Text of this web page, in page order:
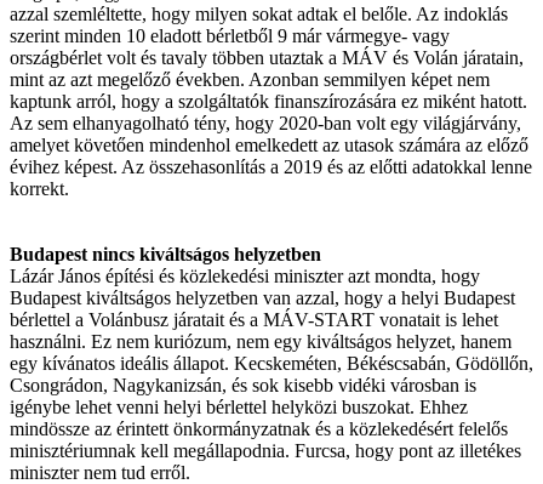
azzal szemléltette, hogy milyen sokat adtak el belőle. Az indoklás
szerint minden 10 eladott bérletből 9 már vármegye- vagy
országbérlet volt és tavaly többen utaztak a MÁV és Volán járatain,
mint az azt megelőző években. Azonban semmilyen képet nem
kaptunk arról, hogy a szolgáltatók finanszírozására ez miként hatott.
Az sem elhanyagolható tény, hogy 2020-ban volt egy világjárvány,
amelyet követően mindenhol emelkedett az utasok számára az előző
évihez képest. Az összehasonlítás a 2019 és az előtti adatokkal lenne
korrekt.
Budapest nincs kiváltságos helyzetben
Lázár János építési és közlekedési miniszter azt mondta, hogy
Budapest kiváltságos helyzetben van azzal, hogy a helyi Budapest
bérlettel a Volánbusz járatait és a MÁV-START vonatait is lehet
használni. Ez nem kuriózum, nem egy kiváltságos helyzet, hanem
egy kívánatos ideális állapot. Kecskeméten, Békéscsabán, Gödöllőn,
Csongrádon, Nagykanizsán, és sok kisebb vidéki városban is
igénybe lehet venni helyi bérlettel helyközi buszokat. Ehhez
mindössze az érintett önkormányzatnak és a közlekedésért felelős
minisztériumnak kell megállapodnia. Furcsa, hogy pont az illetékes
miniszter nem tud erről.